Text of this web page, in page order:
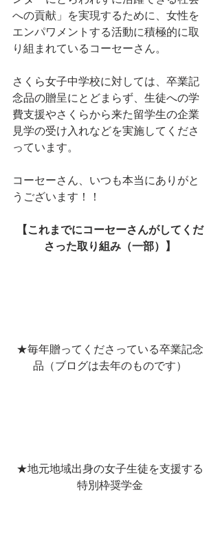
への貢献」を実現するために、女性を
エンパワメントする活動に積極的に取
り組まれているコーセーさん。
さくら女子中学校に対しては、卒業記
念品の贈呈にとどまらず、生徒への学
費支援やさくらから来た留学生の企業
見学の受け入れなどを実施してくださ
っています。
コーセーさん、いつも本当にありがと
うございます！！
【これまでにコーセーさんがしてくだ
さった取り組み（一部）】
★毎年贈ってくださっている卒業記念
品（ブログは去年のものです）
★地元地域出身の女子生徒を支援する
特別枠奨学金